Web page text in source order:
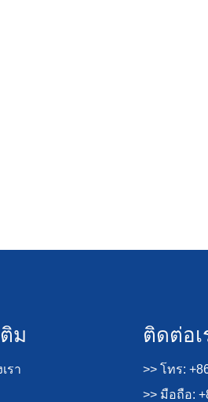
ม
รา
ติดต่อเ
>> โทร:
>> มือถือ: